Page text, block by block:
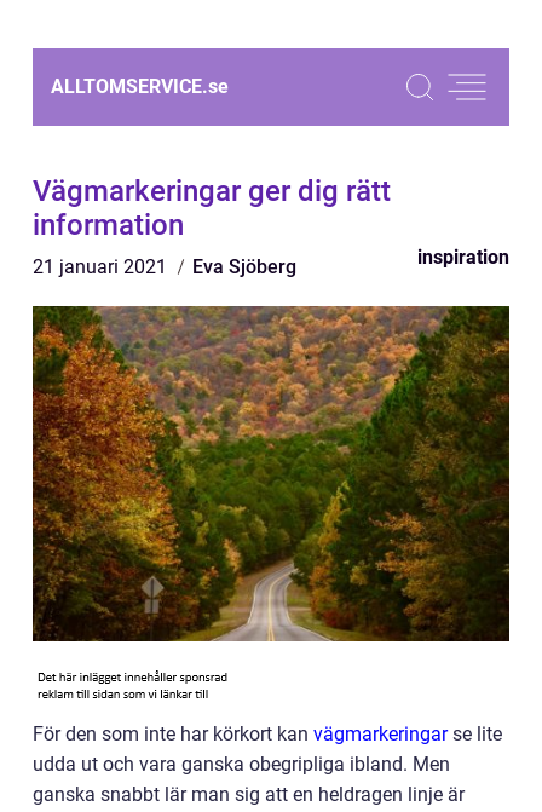
ALLTOMSERVICE.se
Vägmarkeringar ger dig rätt
information
21 januari 2021 Eva Sjöberg inspiration
För den som inte har körkort kan vägmarkeringarse lite
udda ut och vara ganska obegripliga ibland. Men
ganska snabbt lär man sig att en heldragen linje är